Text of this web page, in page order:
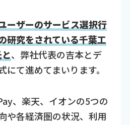
ーザーのサービス選択行
研究をされている千葉工
、弊社代表の吉本とデ
にて進めてまいります。
、楽天、イオンの5つの
や各経済圏の状況、利用